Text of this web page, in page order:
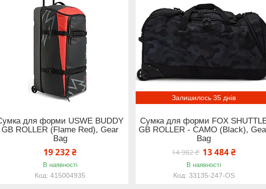
для форми USWE BUDDY
GB ROLLER (Flame Red), Gear
Bag
19 232 ₴
В наявності
415004935
Залишилось 35 днів
Сумка для форми FOX
GB ROLLER - CAMO (Black),
Bag
14 982 ₴ 13 484 ₴
В наявності
33135-247-OS